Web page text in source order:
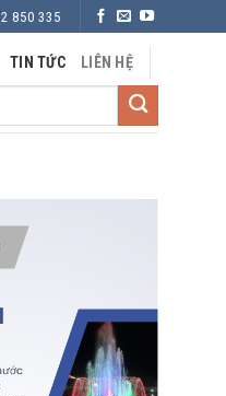
850 335
TIN TỨC LIÊN HỆ